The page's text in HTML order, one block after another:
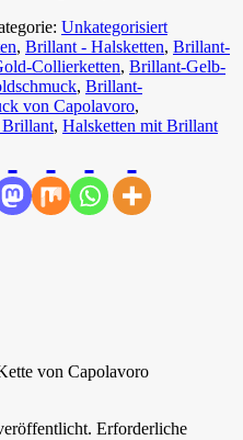
Unkategorisiert
, Brillant - Halsketten, Brillant-
Collierketten, Brillant-Gelb-
, Brillant-
von Capolavoro,
Brillant, Halsketten mit Brillant
von Capolavoro
Erforderliche